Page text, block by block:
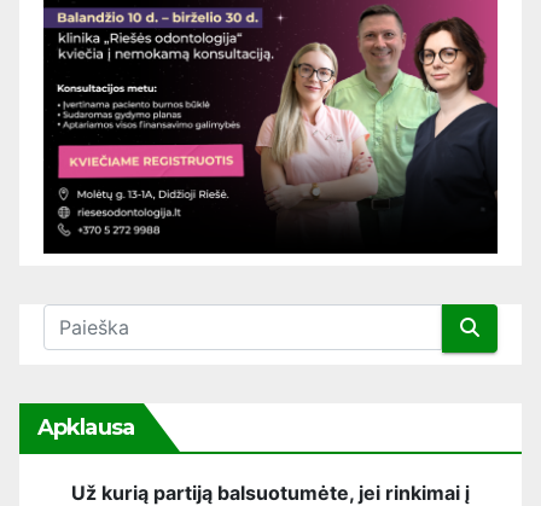
Apklausa
Už kurią partiją balsuotumėte, jei rinkimai į